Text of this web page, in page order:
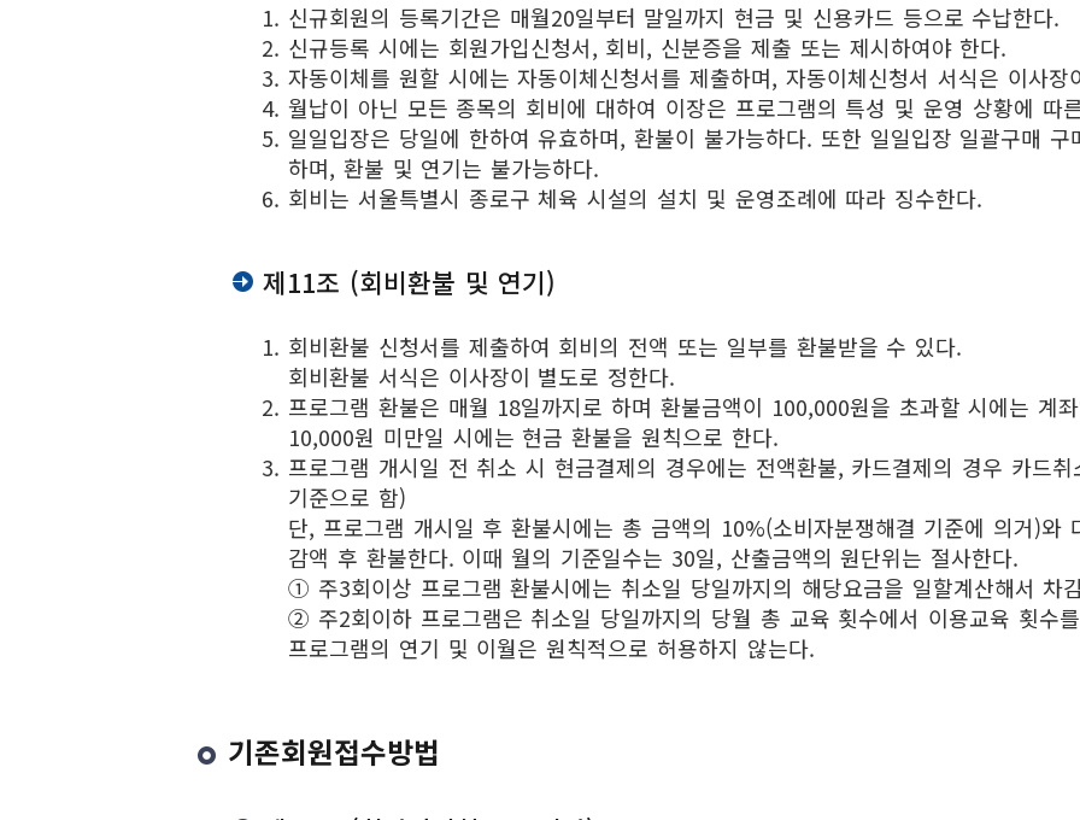
신규회원의 등록기간은 매월20일부터 말일까지 현금 및 신용카드 등으로 수납한다.
신규등록 시에는 회원가입신청서, 회비, 신분증을 제출 또는 제시하여야 한다.
자동이체를 원할 시에는 자동이체신청서를 제출하며, 자동이체신청서 서식은 이사장
월납이 아닌 모든 종목의 회비에 대하여 이장은 프로그램의 특성 및 운영 상황에 따
일일입장은 당일에 한하여 유효하며, 환불이 불가능하다. 또한 일일입장 일괄구매
하며, 환불 및 연기는 불가능하다.
회비는 서울특별시 종로구 체육 시설의 설치 및 운영조례에 따라 징수한다.
제11조 (회비환불 및 연기)
회비환불 신청서를 제출하여 회비의 전액 또는 일부를 환불받을 수 있다.
회비환불 서식은 이사장이 별도로 정한다.
프로그램 환불은 매월 18일까지로 하며 환불금액이 100,000원을 초과할 시에는 계
10,000원 미만일 시에는 현금 환불을 원칙으로 한다.
프로그램 개시일 전 취소 시 현금결제의 경우에는 전액환불, 카드결제의 경우 카드
기준으로 함)
단, 프로그램 개시일 후 환불시에는 총 금액의 10%(소비자분쟁해결 기준에 의거)와
감액 후 환불한다. 이때 월의 기준일수는 30일, 산출금액의 원단위는 절사한다.
① 주3회이상 프로그램 환불시에는 취소일 당일까지의 해당요금을 일할계산해서 차
② 주2회이하 프로그램은 취소일 당일까지의 당월 총 교육 횟수에서 이용교육 횟수
프로그램의 연기 및 이월은 원칙적으로 허용하지 않는다.
기존회원접수방법